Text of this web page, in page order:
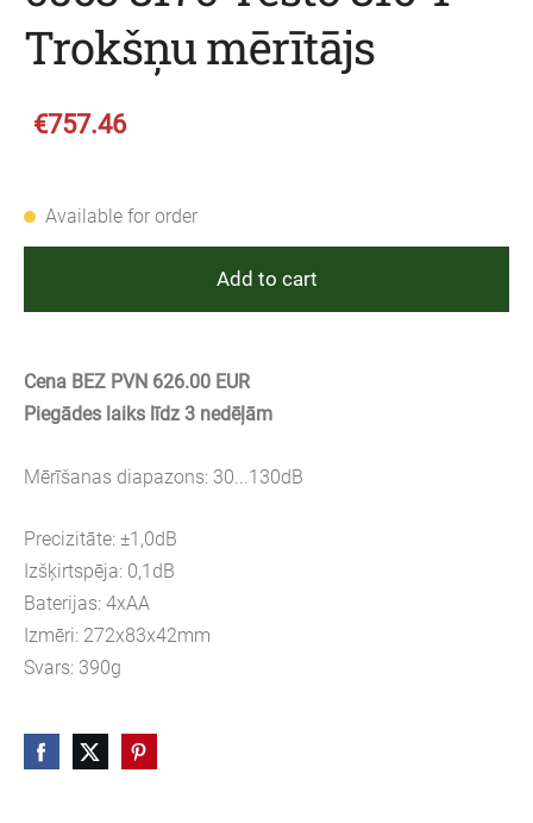
Trokšņu mērītājs
€757.46
Available for order
Add to cart
Cena BEZ PVN 626.00 EUR
Piegādes laiks līdz 3 nedēļām
Mērīšanas diapazons: 30...130dB
Precizitāte: ±1,0dB
Izšķirtspēja: 0,1dB
Baterijas: 4xAA
Izmēri: 272x83x42mm
Svars: 390g